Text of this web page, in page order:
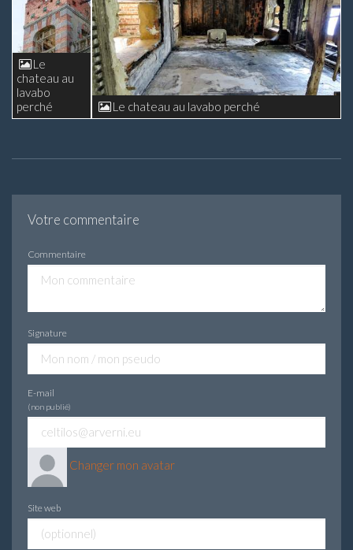
Le
chateau au
lavabo
perché
Le chateau au lavabo perché
Votre commentaire
Commentaire
Signature
E-mail
(non publié)
Changer mon avatar
Site web